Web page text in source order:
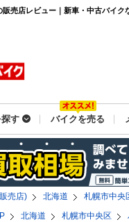
売店レビュー｜新車・中古バイク
す バイクを売る
売店) 北海道 札幌市中央
北海道 札幌市中央区